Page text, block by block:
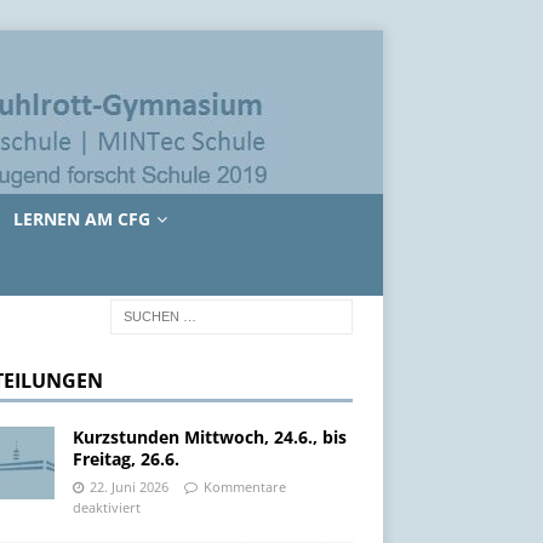
LERNEN AM CFG
Kurzstunden Mittwoch, 24.6., bis
Freitag, 26.6.
22. Juni 2026
Kommentare
deaktiviert